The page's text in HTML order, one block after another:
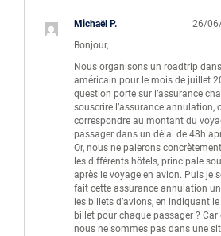
Michaël P.
26/
Bonjour,
Nous organisons un roadtrip dans
américain pour le mois de juillet
question porte sur l’assurance
souscrire l’assurance annulation,
correspondre au montant du
passager dans un délai de 48h
Or, nous ne paierons
les différents hôtels, principale
après le voyage en avion. Puis je
fait cette assurance annulation
les billets d’avions, en indiquant
billet pour chaque passager ?
nous ne sommes pas dans une